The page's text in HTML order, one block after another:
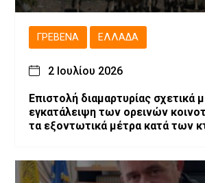
ΓΡΕΒΕΝΆ ΕΛΛΆΔΑ
2 Ιουλίου 2026
Επιστολή διαμαρτυρίας σχετικά
εγκατάλειψη των ορεινών
τα εξοντωτικά μέτρα κατά των